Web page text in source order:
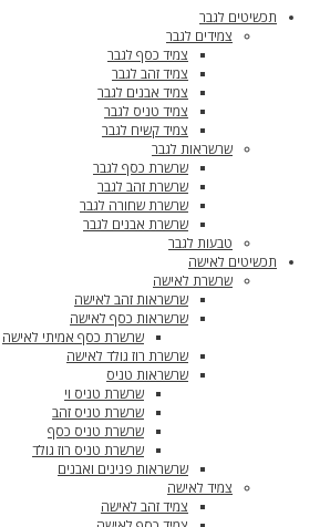
תכשיטים לגבר
צמידים לגבר
צמיד כסף לגבר
צמיד זהב לגבר
צמיד אבנים לגבר
צמיד טניס לגבר
צמיד קשיח לגבר
שרשראות לגבר
שרשרת כסף לגבר
שרשרת זהב לגבר
שרשרת שחורה לגבר
שרשרת אבנים לגבר
טבעות לגבר
תכשיטים לאישה
שרשרת לאישה
שרשראות זהב לאישה
שרשראות כסף לאישה
שרשרת כסף אמיתי לאישה
שרשרת רוז גולד לאישה
שרשראות טניס
שרשרת טניס וי
שרשרת טניס זהב
שרשרת טניס כסף
שרשרת טניס רוז גולד
שרשראות פנינים ואבנים
צמיד לאישה
צמיד זהב לאישה